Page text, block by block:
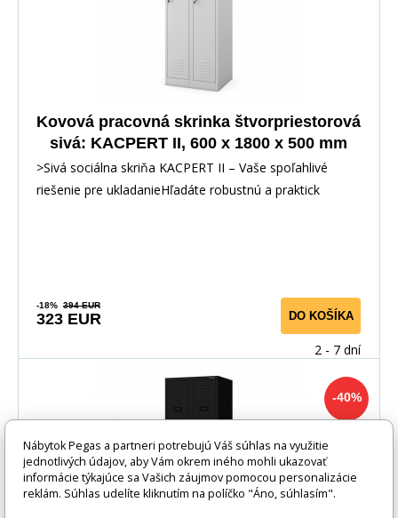
Kovová pracovná skrinka štvorpriestorová
sivá: KACPERT II, 600 x 1800 x 500 mm
>Sivá sociálna skriňa KACPERT II – Vaše spoľahlivé
riešenie pre ukladanieHľadáte robustnú a praktick
-18% 394 EUR
323 EUR DO KOŠÍKA
2 - 7 dní
-40%
Nábytok Pegas a partneri potrebujú Váš súhlas na využitie
jednotlivých údajov, aby Vám okrem iného mohli ukazovať
informácie týkajúce sa Vašich záujmov pomocou personalizácie
reklám. Súhlas udelíte kliknutím na políčko "Áno, súhlasím".